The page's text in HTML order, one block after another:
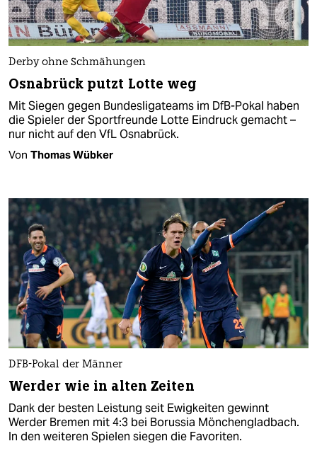
Derby ohne Schmähungen
Osnabrück putzt Lotte weg
Mit Siegen gegen Bundesligateams im DfB-Pokal haben
die Spieler der Sportfreunde Lotte Eindruck gemacht –
nur nicht auf den VfL Osnabrück.
Von Thomas Wübker
DFB-Pokal der Männer
Werder wie in alten Zeiten
Dank der besten Leistung seit Ewigkeiten gewinnt
Werder Bremen mit 4:3 bei Borussia Mönchengladbach.
In den weiteren Spielen siegen die Favoriten.